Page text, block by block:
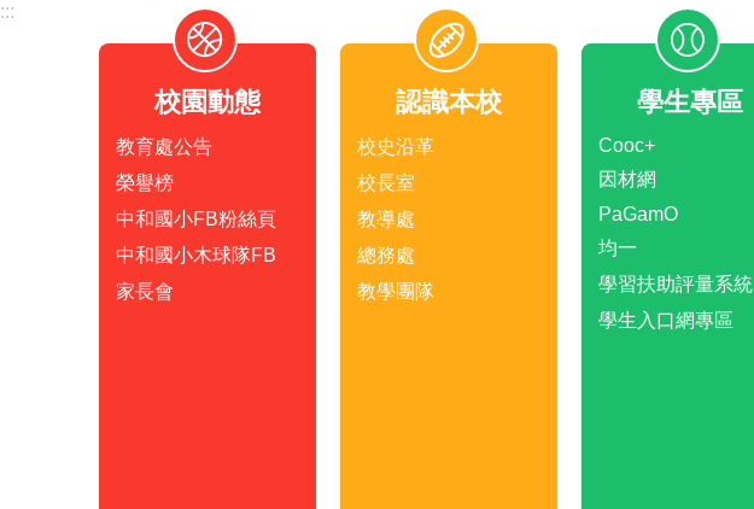
:::
校園動態
教育處公告
榮譽榜
中和國小FB粉絲頁
中和國小木球隊FB
家長會
認識本校
校史沿革
校長室
教導處
總務處
教學團隊
學生專區
Cooc+
因材網
PaGamO
均一
學習扶助評量系統
學生入口網專區